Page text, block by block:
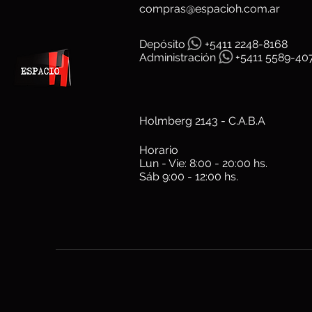
compras@espacioh.com.ar
Depósito
+5411 2248-8168
Administración
+5411 5589-
Holmberg 2143 - C.A.B.A
Horario
Lun - Vie: 8:00 - 20:00 hs.
Sáb 9:00 - 12:00 hs.